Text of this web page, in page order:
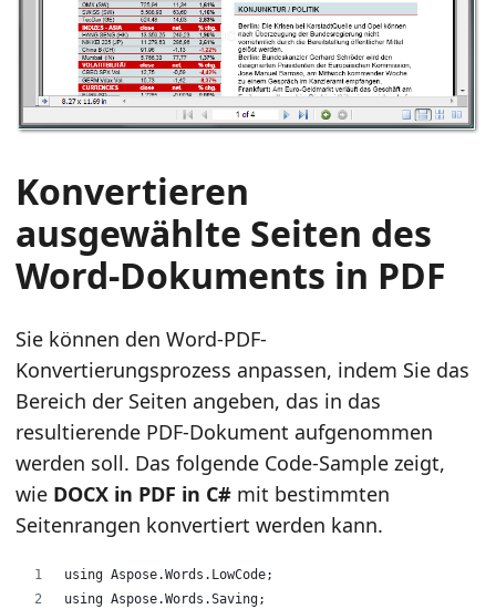
Konvertieren
ausgewählte Seiten des
Word-Dokuments in PDF
Sie können den Word-PDF-
Konvertierungsprozess anpassen, indem Sie das
Bereich der Seiten angeben, das in das
resultierende PDF-Dokument aufgenommen
werden soll. Das folgende Code-Sample zeigt,
wie DOCX in PDF in C# mit bestimmten
Seitenrangen konvertiert werden kann.
using Aspose.Words.LowCode;
using Aspose.Words.Saving;